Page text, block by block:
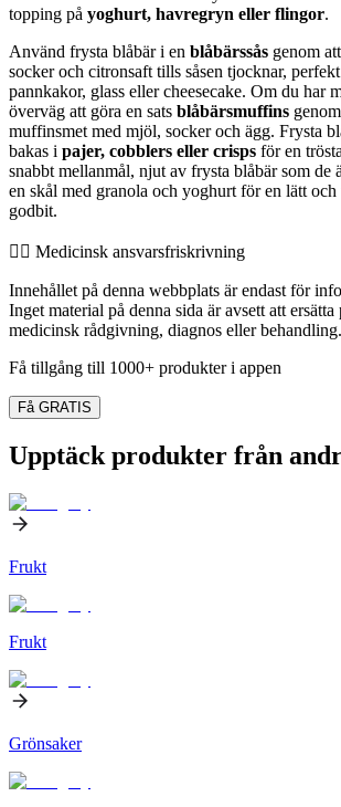
topping på yoghurt, havregryn eller flingor.
Använd frysta blåbär i en blåbärssås genom
socker och citronsaft tills såsen tjocknar,
pannkakor, glass eller cheesecake. Om du har
överväg att göra en sats blåbärsmuffins
muffinsmet med mjöl, socker och ägg. Frysta
bakas i pajer, cobblers eller crisps för en
snabbt mellanmål, njut av frysta blåbär som de
en skål med granola och yoghurt för en lätt
godbit.
👨‍⚕️️ Medicinsk ansvarsfriskrivning
Innehållet på denna webbplats är endast för
Inget material på denna sida är avsett att
medicinsk rådgivning, diagnos eller behandling.
Få tillgång till 1000+ produkter i appen
Få GRATIS
Upptäck produkter från
Frukt
Frukt
Grönsaker